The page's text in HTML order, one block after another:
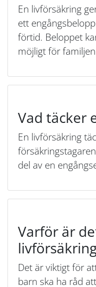
En livförsäkring
ett
förtid. Beloppet
möjligt för
Vad täcker
En livförsäkring
del av en
Varför är
Det är viktigt för
barn ska ha råd